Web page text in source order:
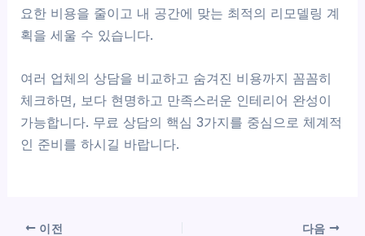
요한 비용을 줄이고 내 공간에 맞는 최적의 리모델링 계
획을 세울 수 있습니다.
여러 업체의 상담을 비교하고 숨겨진 비용까지 꼼꼼히
체크하면, 보다 현명하고 만족스러운 인테리어 완성이
가능합니다. 무료 상담의 핵심 3가지를 중심으로 체계적
인 준비를 하시길 바랍니다.
이전 다음